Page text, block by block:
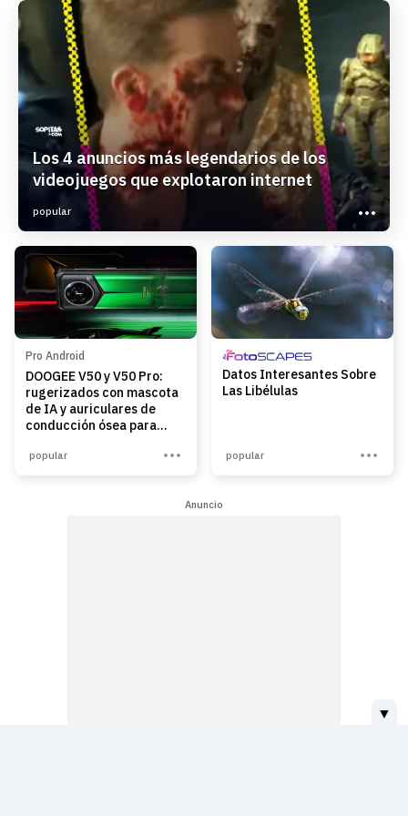
Los 4 anuncios más legendarios de los
videojuegos que explotaron internet
popular
Pro Android
DOOGEE V50 y V50 Pro:
rugerizados con mascota
de IA y auriculares de
conducción ósea para
popular
Datos Interesantes Sobre
Las Libélulas
popular
Anuncio
▼